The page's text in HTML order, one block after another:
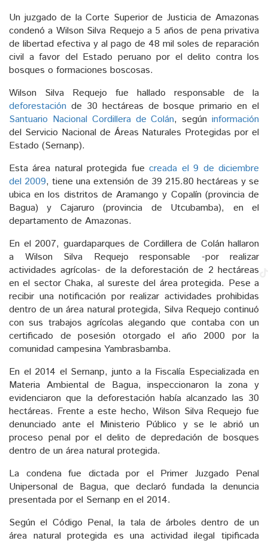
Un juzgado de la Corte Superior de Justicia de Amazonas
condenó a Wilson Silva Requejo a 5 años de pena privativa
de libertad efectiva y al pago de 48 mil soles de reparación
civil a favor del Estado peruano por el delito contra los
bosques o formaciones boscosas.
Wilson Silva Requejo fue hallado responsable de la
deforestación de 30 hectáreas de bosque primario en el
Santuario Nacional Cordillera de Colán, segúninformación
del Servicio Nacional de Áreas Naturales Protegidas por el
Estado (Sernanp).
Esta área natural protegida fuecreada el 9 de diciembre
del 2009, tiene una extensión de 39 215.80 hectáreas y se
ubica en los distritos de Aramango y Copalín (provincia de
Bagua) y Cajaruro (provincia de Utcubamba), en el
departamento de Amazonas.
En el 2007, guardaparques de Cordillera de Colán hallaron
a Wilson Silva Requejo responsable -por realizar
actividades agrícolas- de la deforestación de 2 hectáreas
en el sector Chaka, al sureste del área protegida. Pese a
recibir una notificación por realizar actividades prohibidas
dentro de un área natural protegida, Silva Requejo continuó
con sus trabajos agrícolas alegando que contaba con un
certificado de posesión otorgado el año 2000 por la
comunidad campesina Yambrasbamba.
En el 2014 el Sernanp, junto a la Fiscalía Especializada en
Materia Ambiental de Bagua, inspeccionaron la zona y
evidenciaron que la deforestación había alcanzado las 30
hectáreas. Frente a este hecho, Wilson Silva Requejo fue
denunciado ante el Ministerio Público y se le abrió un
proceso penal por el delito de depredación de bosques
dentro de un área natural protegida.
La condena fue dictada por el Primer Juzgado Penal
Unipersonal de Bagua, que declaró fundada la denuncia
presentada por el Sernanp en el 2014.
Según el Código Penal, la tala de árboles dentro de un
área natural protegida es una actividad ilegal tipificada